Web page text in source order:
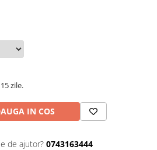
zile.
IN COS
de ajutor? 0743163444